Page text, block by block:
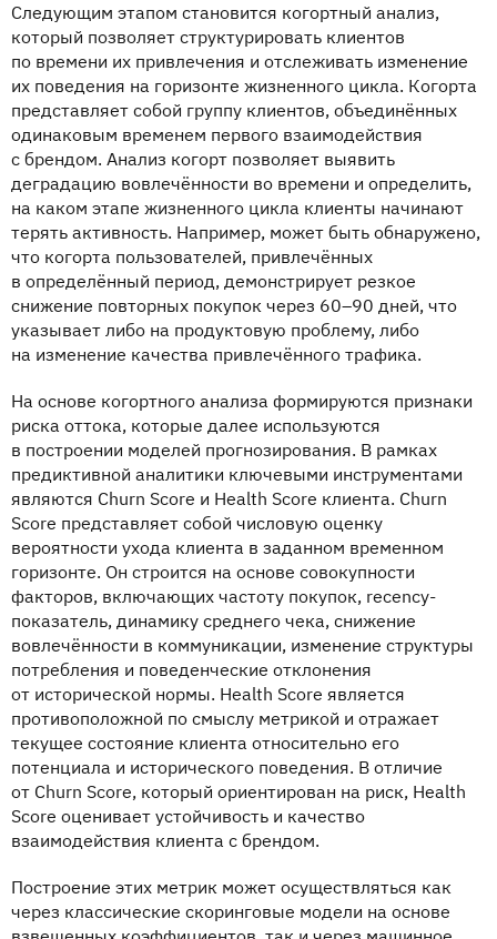
Следующим этапом становится когортный анализ,
который позволяет структурировать клиентов
по времени их привлечения и отслеживать изменение
их поведения на горизонте жизненного цикла. Когорта
представляет собой группу клиентов, объединённых
одинаковым временем первого взаимодействия
с брендом. Анализ когорт позволяет выявить
деградацию вовлечённости во времени и определить,
на каком этапе жизненного цикла клиенты начинают
терять активность. Например, может быть обнаружено,
что когорта пользователей, привлечённых
в определённый период, демонстрирует резкое
снижение повторных покупок через 60–90 дней, что
указывает либо на продуктовую проблему, либо
на изменение качества привлечённого трафика.
На основе когортного анализа формируются признаки
риска оттока, которые далее используются
в построении моделей прогнозирования. В рамках
предиктивной аналитики ключевыми инструментами
являются Churn Score и Health Score клиента. Churn
Score представляет собой числовую оценку
вероятности ухода клиента в заданном временном
горизонте. Он строится на основе совокупности
факторов, включающих частоту покупок, recency-
показатель, динамику среднего чека, снижение
вовлечённости в коммуникации, изменение структуры
потребления и поведенческие отклонения
от исторической нормы. Health Score является
противоположной по смыслу метрикой и отражает
текущее состояние клиента относительно его
потенциала и исторического поведения. В отличие
от Churn Score, который ориентирован на риск, Health
Score оценивает устойчивость и качество
взаимодействия клиента с брендом.
Построение этих метрик может осуществляться как
через классические скоринговые модели на основе